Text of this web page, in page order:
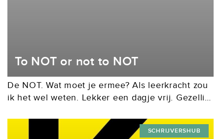
To NOT or not to NOT
De NOT. Wat moet je ermee? Als leerkracht zou
ik het wel weten. Lekker een dagje vrij. Gezellig
posters en andere goodies scoren,...
SCHRIJVERSHUB